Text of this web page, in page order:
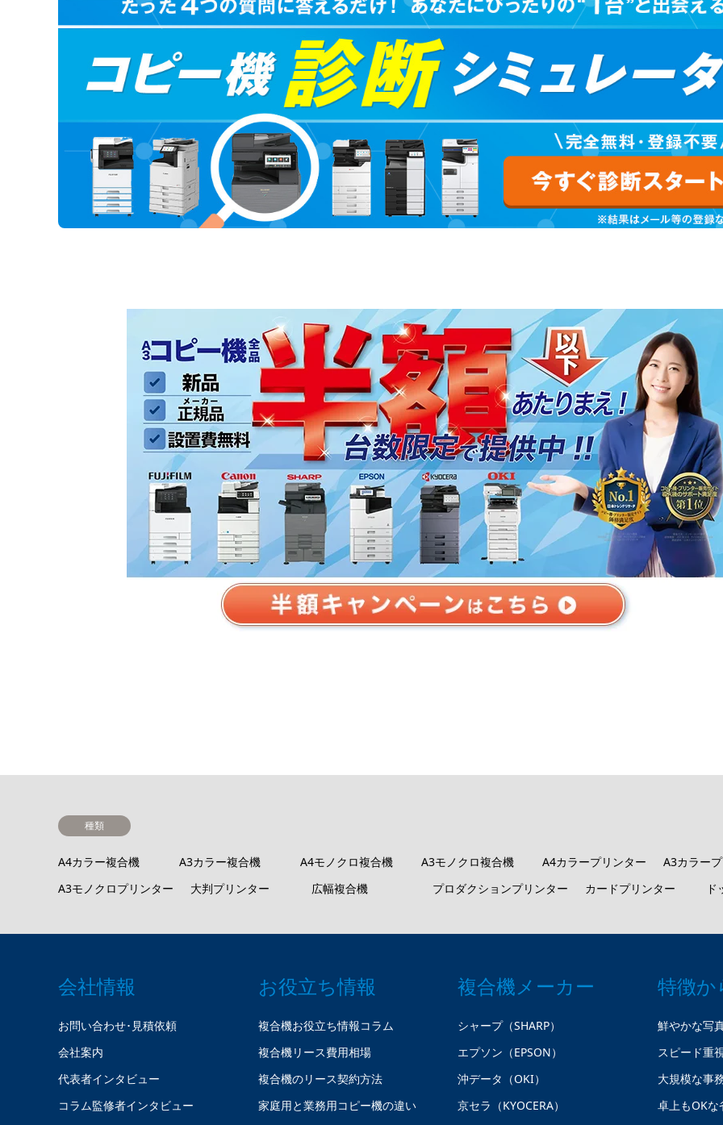
種類
A4カラー複合機 A3カラー複合機 A4モノクロ複合機 A3モノクロ複合機 A4カラープリンター
A3カラー
A3モノクロプリンター
大判プリンター 広幅複合機 プロダクションプリンター カードプリンター
会社情報
お問い合わせ･見積依頼
会社案内
代表者インタビュー
コラム監修者インタビュー
お役立ち情報
複合機お役立ち情報コラム
複合機リース費用相場
複合機のリース契約方法
家庭用と業務用コピー機の違い
複合機メーカー
シャープ（SHARP）
エプソン（EPSON）
沖データ（OKI）
京セラ（KYOCERA）
特徴か
鮮やかな写
スピード重
大規模な事
卓上もOKな